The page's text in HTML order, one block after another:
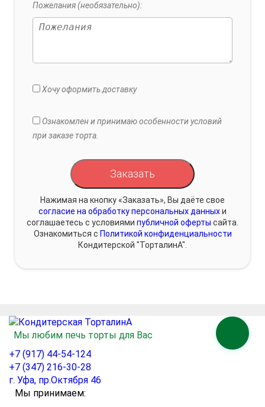
Пожелания (необязательно):
Хочу оформить доставку
Ознакомлен и принимаю особенности условий
при заказе торта.
Заказать
Нажимая на кнопку «Заказать», Вы даёте свое
согласие на обработку персональных данныхи
соглашаетесь с условиями публичной оферты сайта.
Ознакомиться с Политикой конфиденциальности
Кондитерской "ТорталинА".
Мы любим печь торты для Вас
+7 (917) 44-54-124
+7 (347) 216-30-28
г. Уфа, пр.Октября 46
Мы принимаем: